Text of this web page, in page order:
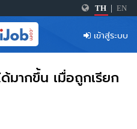
TH EN
เข้าสู่ระบบ
มากขึ้น เมื่อถูกเรียก